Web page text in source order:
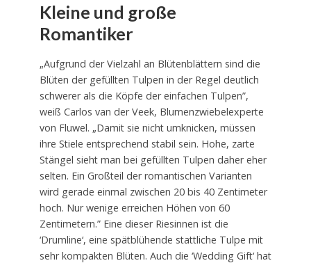
Kleine und große
Romantiker
„Aufgrund der Vielzahl an Blütenblättern sind die
Blüten der gefüllten Tulpen in der Regel deutlich
schwerer als die Köpfe der einfachen Tulpen”,
weiß Carlos van der Veek, Blumenzwiebelexperte
von Fluwel. „Damit sie nicht umknicken, müssen
ihre Stiele entsprechend stabil sein. Hohe, zarte
Stängel sieht man bei gefüllten Tulpen daher eher
selten. Ein Großteil der romantischen Varianten
wird gerade einmal zwischen 20 bis 40 Zentimeter
hoch. Nur wenige erreichen Höhen von 60
Zentimetern.” Eine dieser Riesinnen ist die
‘Drumline‘, eine spätblühende stattliche Tulpe mit
sehr kompakten Blüten. Auch die ‘Wedding Gift‘ hat